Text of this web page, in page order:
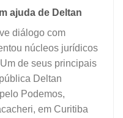
ajuda de Deltan
diálogo com
núcleos jurídicos
de seus principais
Deltan
Podemos,
em Curitiba